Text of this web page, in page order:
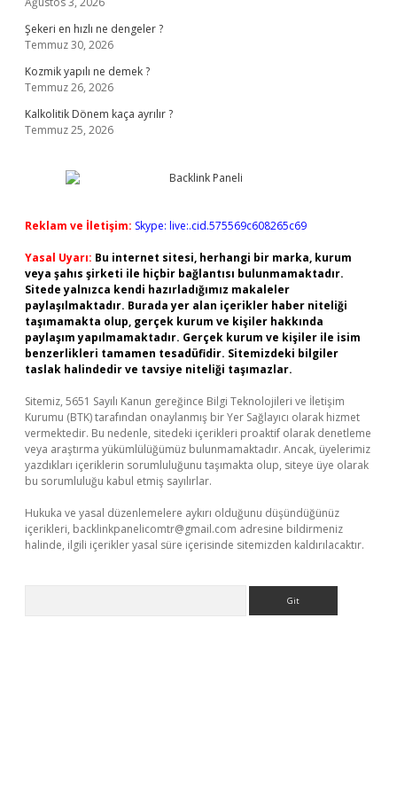
Şekeri en hızlı ne dengeler ?
Temmuz 30, 2026
Kozmik yapılı ne demek ?
Temmuz 26, 2026
Kalkolitik Dönem kaça ayrılır ?
Temmuz 25, 2026
Reklam ve İletişim: Skype: live:.cid.575569c608265c69
Yasal Uyarı: Bu internet sitesi, herhangi bir marka, kurum
veya şahıs şirketi ile hiçbir bağlantısı bulunmamaktadır.
Sitede yalnızca kendi hazırladığımız makaleler
paylaşılmaktadır. Burada yer alan içerikler haber niteliği
taşımamakta olup, gerçek kurum ve kişiler hakkında
paylaşım yapılmamaktadır. Gerçek kurum ve kişiler ile isim
benzerlikleri tamamen tesadüfidir. Sitemizdeki bilgiler
taslak halindedir ve tavsiye niteliği taşımazlar.
Sitemiz, 5651 Sayılı Kanun gereğince Bilgi Teknolojileri ve İletişim
Kurumu (BTK) tarafından onaylanmış bir Yer Sağlayıcı olarak hizmet
vermektedir. Bu nedenle, sitedeki içerikleri proaktif olarak denetleme
veya araştırma yükümlülüğümüz bulunmamaktadır. Ancak, üyelerimiz
yazdıkları içeriklerin sorumluluğunu taşımakta olup, siteye üye olarak
bu sorumluluğu kabul etmiş sayılırlar.
Hukuka ve yasal düzenlemelere aykırı olduğunu düşündüğünüz
içerikleri, backlinkpanelicomtr@gmail.com adresine bildirmeniz
halinde, ilgili içerikler yasal süre içerisinde sitemizden kaldırılacaktır.